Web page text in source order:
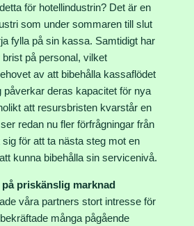
för hotellindustrin? Det är en
som under sommaren till slut
fylla på sin kassa. Samtidigt har
på personal, vilket
av att bibehålla kassaflödet
påverkar deras kapacitet för nya
att resursbristen kvarstår en
redan nu fler förfrågningar från
för att ta nästa steg mot en
kunna bibehålla sin servicenivå.
priskänslig marknad
våra partners stort intresse för
många pågående